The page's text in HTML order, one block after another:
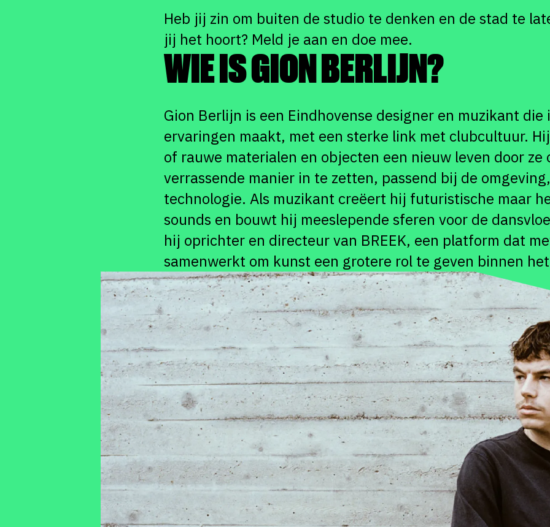
Heb jij zin om buiten de studio te denken en de stad te
jij het hoort? Meld je aan en doe mee.
WIE IS GION BERLIJN?
Gion Berlijn is een Eindhovense designer en muzikant
ervaringen maakt, met een sterke link met clubcultuur.
of rauwe materialen en objecten een nieuw leven door ze
verrassende manier in te zetten, passend bij de
technologie. Als muzikant creëert hij futuristische maar
sounds en bouwt hij meeslepende sferen voor de
hij oprichter en directeur van BREEK, een platform dat
samenwerkt om kunst een grotere rol te geven binnen